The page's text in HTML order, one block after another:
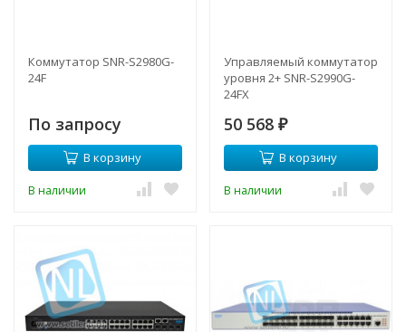
Коммутатор SNR-S2980G-
24F
По запросу
В корзину
В наличии
Управляемый коммутатор
уровня 2+ SNR-S2990G-
24FX
50 568 ₽
В корзину
В наличии